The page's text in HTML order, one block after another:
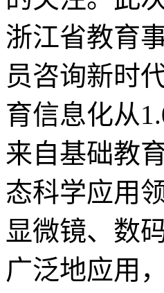
浙江省教育
员咨询新时
育信息化从
来自基础教
态科学应用
显微镜、数
广泛地应用